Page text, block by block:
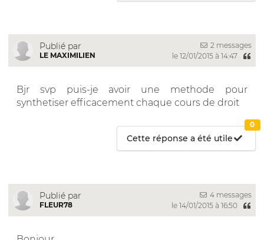
Publié par
LE MAXIMILIEN
2 messages
le 12/01/2015 à 14:47
Bjr svp puis-je avoir une methode pour
synthetiser efficacement chaque cours de droit
Cette réponse a été utile
0
Publié par
FLEUR78
4 messages
le 14/01/2015 à 16:50